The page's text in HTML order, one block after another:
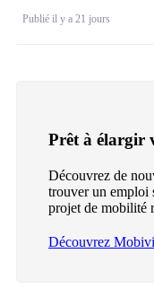
Publié il y a 21 jours
Prêt à élargir
Découvrez de
trouver un emploi
projet de mobilité
Découvrez